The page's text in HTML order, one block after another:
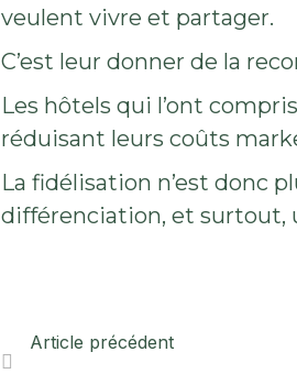
veulent vivre et partager.
C’est leur donner de la
Les hôtels qui l’ont
réduisant leurs coûts
La fidélisation n’est donc
différenciation, et surtout,

Article précédent